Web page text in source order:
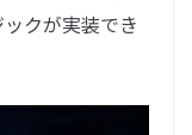
クが実装でき